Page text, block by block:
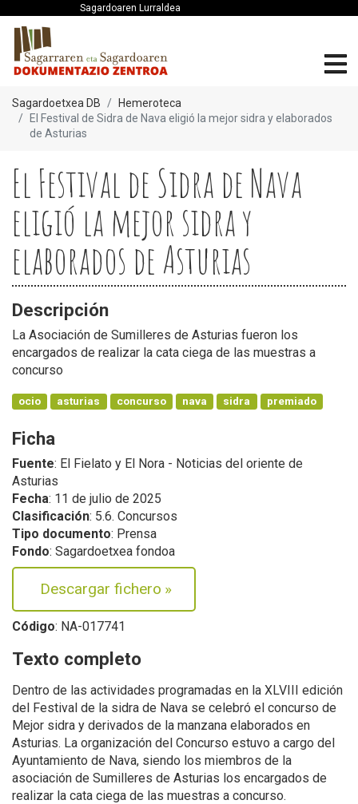
Sagardoaren Lurraldea
Sagardoetxea DB
Hemeroteca
El Festival de Sidra de Nava eligió la mejor sidra y elaborados
de Asturias
El Festival de Sidra de Nava
eligió la mejor sidra y
elaborados de Asturias
Descripción
La Asociación de Sumilleres de Asturias fueron los
encargados de realizar la cata ciega de las muestras a
concurso
ocio asturias concurso nava sidra premiado
Ficha
Fuente: El Fielato y El Nora - Noticias del oriente de
Asturias
Fecha: 11 de julio de 2025
Clasificación: 5.6. Concursos
Tipo documento: Prensa
Fondo: Sagardoetxea fondoa
Descargar fichero »
Código: NA-017741
Texto completo
Dentro de las actividades programadas en la XLVIII edición
del Festival de la sidra de Nava se celebró el concurso de
Mejor sidra y derivados de la manzana elaborados en
Asturias. La organización del Concurso estuvo a cargo del
Ayuntamiento de Nava, siendo los miembros de la
asociación de Sumilleres de Asturias los encargados de
realizar la cata ciega de las muestras a concurso.